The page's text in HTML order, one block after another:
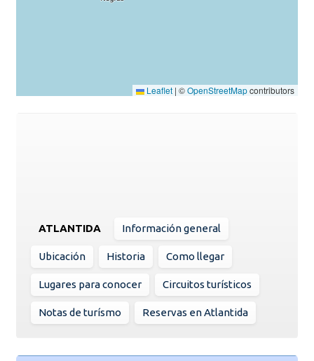
Leaflet | ©OpenStreetMapcontributors
ATLANTIDA Información general
Ubicación Historia Como llegar
Lugares para conocer Circuitos turísticos
Notas de turísmo Reservas en Atlantida